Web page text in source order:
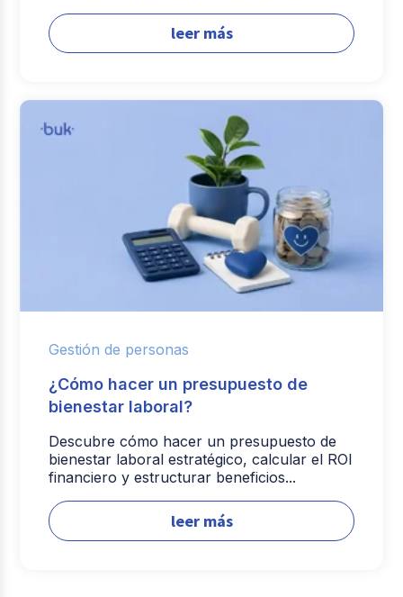
leer más
Gestión de personas
¿Cómo hacer un presupuesto de
bienestar laboral?
Descubre cómo hacer un presupuesto de
bienestar laboral estratégico, calcular el ROI
financiero y estructurar beneficios...
leer más